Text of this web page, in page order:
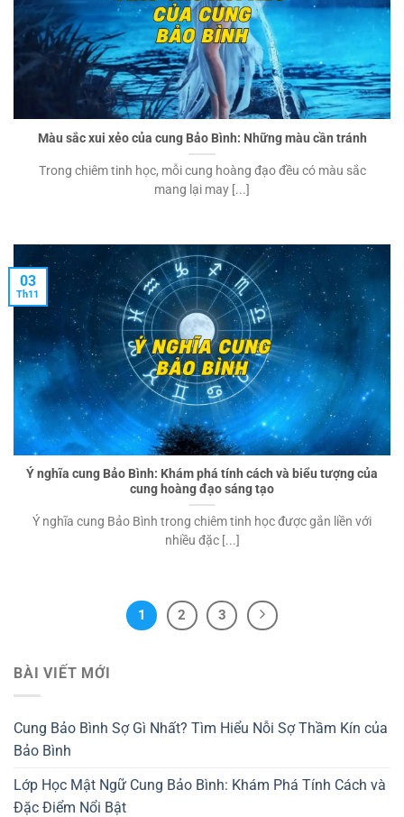
Màu sắc xui xẻo của cung Bảo Bình: Những màu cần tránh
Trong chiêm tinh học, mỗi cung hoàng đạo đều có màu sắc
mang lại may [...]
Ý nghĩa cung Bảo Bình: Khám phá tính cách và biểu tượng của
cung hoàng đạo sáng tạo
Ý nghĩa cung Bảo Bình trong chiêm tinh học được gắn liền với
nhiều đặc [...]
03
Th11
1 2 3
BÀI VIẾT MỚI
Cung Bảo Bình Sợ Gì Nhất? Tìm Hiểu Nỗi Sợ Thầm Kín của
Bảo Bình
Lớp Học Mật Ngữ Cung Bảo Bình: Khám Phá Tính Cách và
Đặc Điểm Nổi Bật